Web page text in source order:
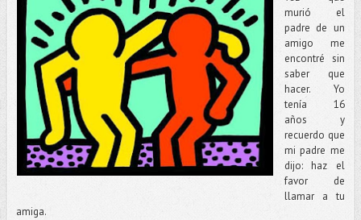
murió el
padre de un
amigo me
encontré sin
saber que
hacer. Yo
tenía 16
años y
recuerdo que
mi padre me
dijo: haz el
favor de
llamar a tu
amiga.